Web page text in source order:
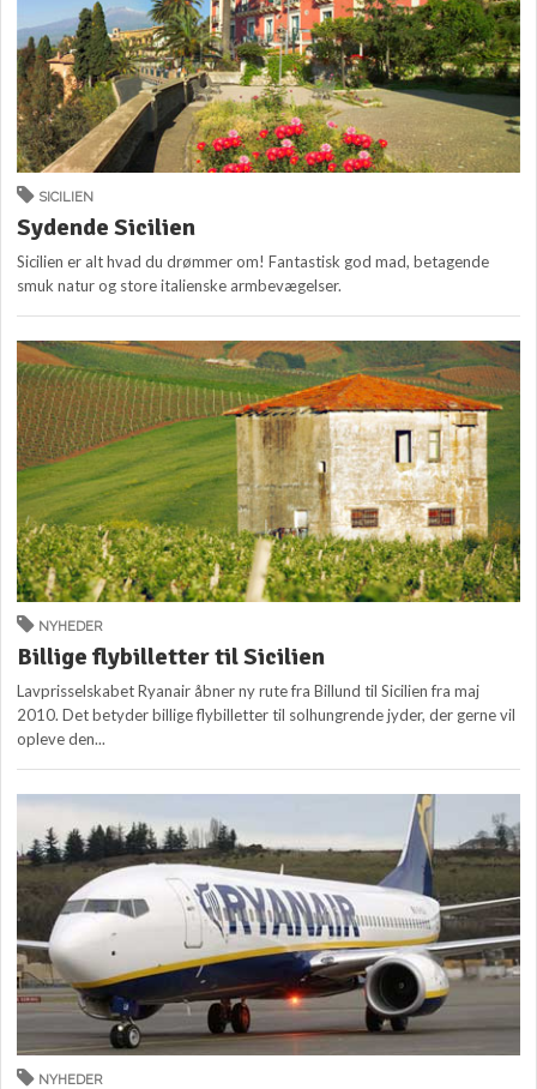
SICILIEN
Sydende Sicilien
Sicilien er alt hvad du drømmer om! Fantastisk god mad, betagende
smuk natur og store italienske armbevægelser.
NYHEDER
Billige flybilletter til Sicilien
Lavprisselskabet Ryanair åbner ny rute fra Billund til Sicilien fra maj
2010. Det betyder billige flybilletter til solhungrende jyder, der gerne vil
opleve den...
NYHEDER